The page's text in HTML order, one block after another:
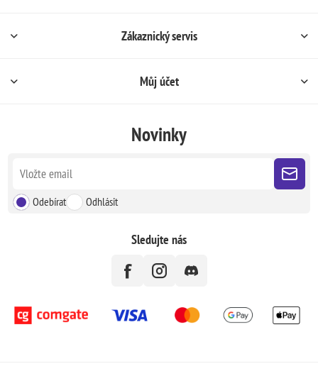
Zákaznický servis
Můj účet
Novinky
Odebírat Odhlásit
Sledujte nás